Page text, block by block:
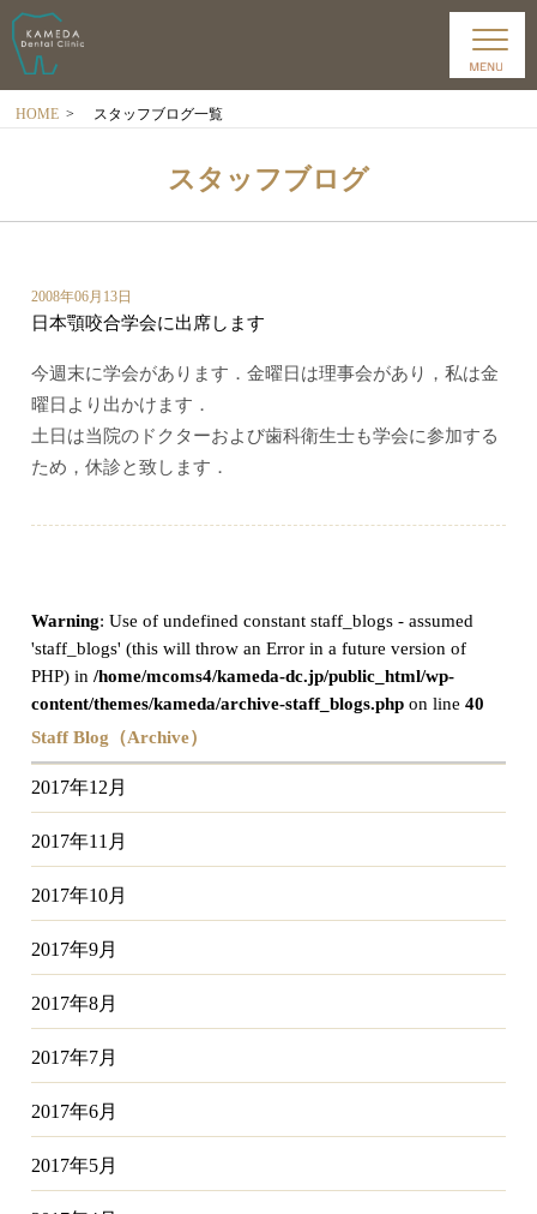
HOME > スタッフブログ一覧
スタッフブログ
2008年06月13日
日本顎咬合学会に出席します
今週末に学会があります．金曜日は理事会があり，私は金
曜日より出かけます．
土日は当院のドクターおよび歯科衛生士も学会に参加する
ため，休診と致します．
Warning: Use of undefined constant staff_blogs - assumed
'staff_blogs' (this will throw an Error in a future version of
PHP) in/home/mcoms4/kameda-dc.jp/public_html/wp-
content/themes/kameda/archive-staff_blogs.php on line40
Staff Blog（Archive）
2017年12月
2017年11月
2017年10月
2017年9月
2017年8月
2017年7月
2017年6月
2017年5月